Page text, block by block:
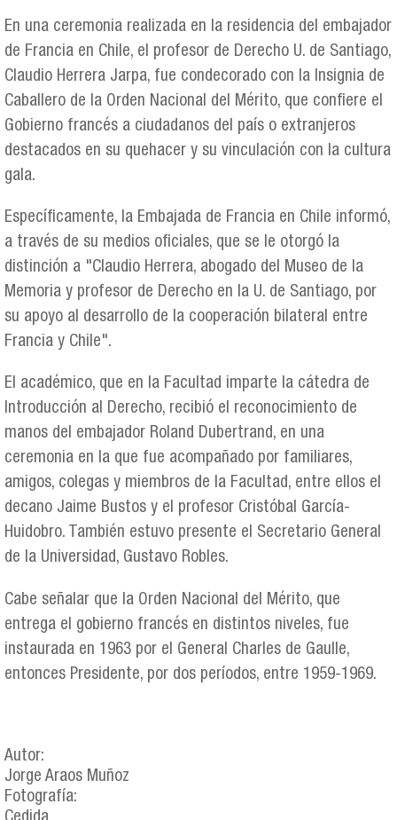
En una ceremonia realizada en la residencia del embajador
de Francia en Chile, el profesor de Derecho U. de Santiago,
Claudio Herrera Jarpa, fue condecorado con la Insignia de
Caballero de la Orden Nacional del Mérito, que confiere el
Gobierno francés a ciudadanos del país o extranjeros
destacados en su quehacer y su vinculación con la cultura
gala.
Específicamente, la Embajada de Francia en Chile informó,
a través de su medios oficiales, que se le otorgó la
distinción a "Claudio Herrera, abogado del Museo de la
Memoria y profesor de Derecho en la U. de Santiago, por
su apoyo al desarrollo de la cooperación bilateral entre
Francia y Chile".
El académico, que en la Facultad imparte la cátedra de
Introducción al Derecho, recibió el reconocimiento de
manos del embajador Roland Dubertrand, en una
ceremonia en la que fue acompañado por familiares,
amigos, colegas y miembros de la Facultad, entre ellos el
decano Jaime Bustos y el profesor Cristóbal García-
Huidobro. También estuvo presente el Secretario General
de la Universidad, Gustavo Robles.
Cabe señalar que la Orden Nacional del Mérito, que
entrega el gobierno francés en distintos niveles, fue
instaurada en 1963 por el General Charles de Gaulle,
entonces Presidente, por dos períodos, entre 1959-1969.
Autor:
Jorge Araos Muñoz
Fotografía: